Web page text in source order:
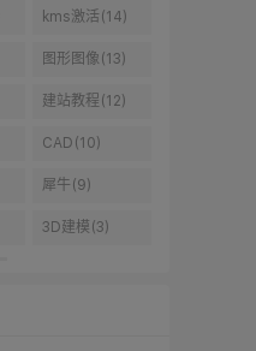
win10(10)
kms激活(14)
图形图像(13)
建站教程(12)
CAD(10)
犀牛(9)
3D建模(3)